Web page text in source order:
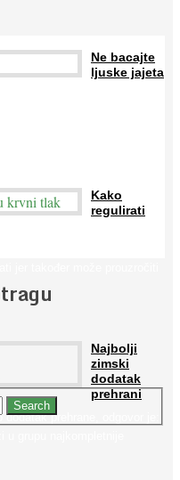
Ne bacajte
ljuske jajeta
Kako
regulirati
Najbolji
zimski
dodatak
prehrani
prehrane, odgovor je: